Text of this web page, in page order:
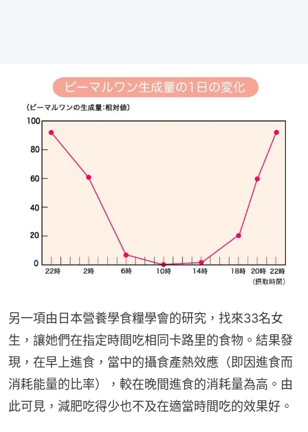
另一項由日本營養學食糧學會的研究，找來33名女
生，讓她們在指定時間吃相同卡路里的食物。結果發
現，在早上進食，當中的攝食產熱效應（即因進食而
消耗能量的比率），較在晚間進食的消耗量為高。由
此可見，減肥吃得少也不及在適當時間吃的效果好。